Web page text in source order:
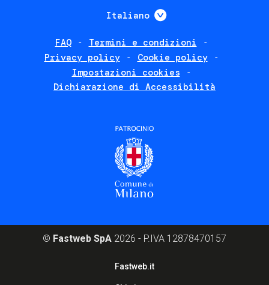
Italiano Mostra ulteriori
FAQ
Termini e condizioni
Privacy policy
Cookie policy
Impostazioni cookies
Dichiarazione di Accessibilità
© Fastweb SpA 2026 - P.IVA 12878470157
Fastweb.it